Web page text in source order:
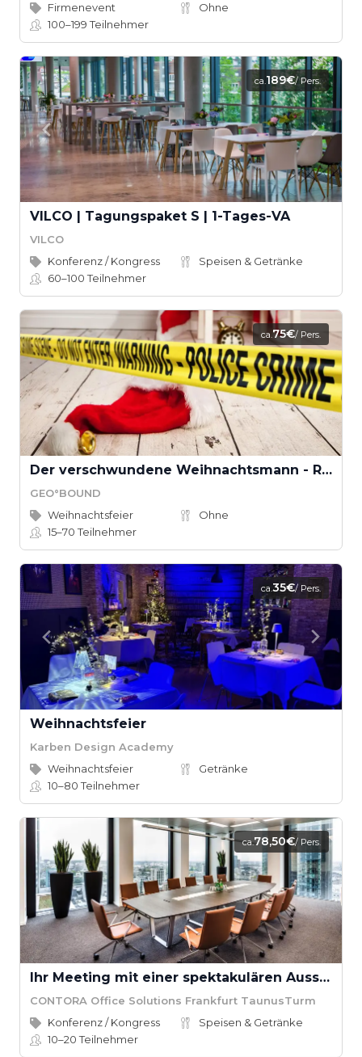
Firmenevent
Ohne
100–199Teilnehmer
ca.189€/ Pers.
VILCO | Tagungspaket S | 1-Tages-VA
VILCO
Konferenz / Kongress
Speisen & Getränke
60–100Teilnehmer
ca.75€/ Pers.
Der verschwundene Weihnachtsmann - Rettet Weihnachten! (Teamevent)
GEO°BOUND
Weihnachtsfeier
Ohne
15–70Teilnehmer
ca.35€/ Pers.
Weihnachtsfeier
Karben Design Academy
Weihnachtsfeier
Getränke
10–80Teilnehmer
ca.78,50€/ Pers.
Ihr Meeting mit einer spektakulären Aussicht über Frankfurt
CONTORA Office Solutions Frankfurt TaunusTurm
Konferenz / Kongress
Speisen & Getränke
10–20Teilnehmer